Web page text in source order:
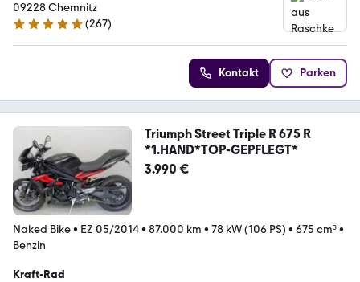
09228 Chemnitz
4.8 Sterne
(267)
Kontakt Parken
Triumph Street Triple R 675 R
*1.HAND*TOP-GEPFLEGT*
3.990 €
Naked Bike• EZ 05/2014• 87.000 km • 78 kW (106 PS) • 675 cm³•
Benzin
Kraft-Rad